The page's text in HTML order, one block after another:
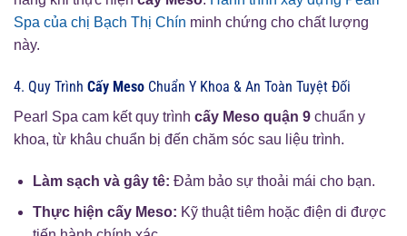
Spa của chị Bạch Thị Chín minh chứng cho chất lượng
này.
4. Quy Trình Cấy Meso Chuẩn Y Khoa & An Toàn Tuyệt Đối
Pearl Spa cam kết quy trình cấy Meso quận 9 chuẩn y
khoa, từ khâu chuẩn bị đến chăm sóc sau liệu trình.
Làm sạch và gây tê: Đảm bảo sự thoải mái cho bạn.
Thực hiện cấy Meso: Kỹ thuật tiêm hoặc điện di được